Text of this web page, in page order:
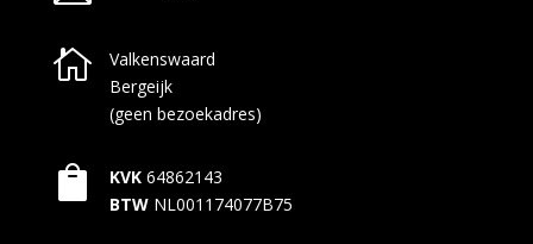

Valkenswaard
Bergeijk
(geen bezoekadres)
 KVK 64862143
BTW NL001174077B75